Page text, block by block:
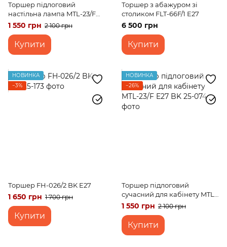
Торшер підлоговий
настільна лампа MTL-23/F
E27 WH
1 550 грн 2 100 грн
Купити
Торшер з абажуром зі
столиком FLT-66F/1 E27
6 500 грн
Купити
НОВИНКА
−3%
Торшер FH-026/2 BK E27
1 650 грн 1 700 грн
Купити
НОВИНКА
−26%
Торшер підлоговий
сучасний для кабінету MTL-
23/F E27 BK
1 550 грн 2 100 грн
Купити